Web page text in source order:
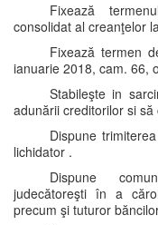
Fixează
consolidat al creanţelor
Fixează termen
ianuarie 2018, cam. 66,
Stabileşte in
adunării creditorilor si
Dispune
lichidator .
Dispune
judecătoreşti în a
precum şi tuturor